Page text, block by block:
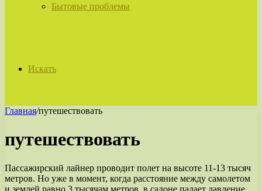
Бытовые проблемы
Искать
Главная/путешествовать
путешествовать
Пассажирский лайнер проводит полет на высоте 11-13 тысяч
метров. Но уже в момент, когда расстояние между самолетом
и землей равно 3 тысячам метров, в салоне падает давление,